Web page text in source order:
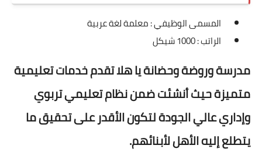
المسمىالوظيفي:معلمة لغة عربية
الراتب:
مدرسة وروضة وحضانة يا هلا تقدم خدمات تعليمية
متميزة حيث أنشئت ضمن نظام تعليمي تربوي
وإداري عالي الجودة لتكون الأقدر على تحقيق ما
يتطلع إليه الأهل لأبنائهم.